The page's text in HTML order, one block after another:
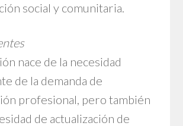
social y comunitaria.
nace de la necesidad
de la demanda de
profesional, pero también
de actualización de